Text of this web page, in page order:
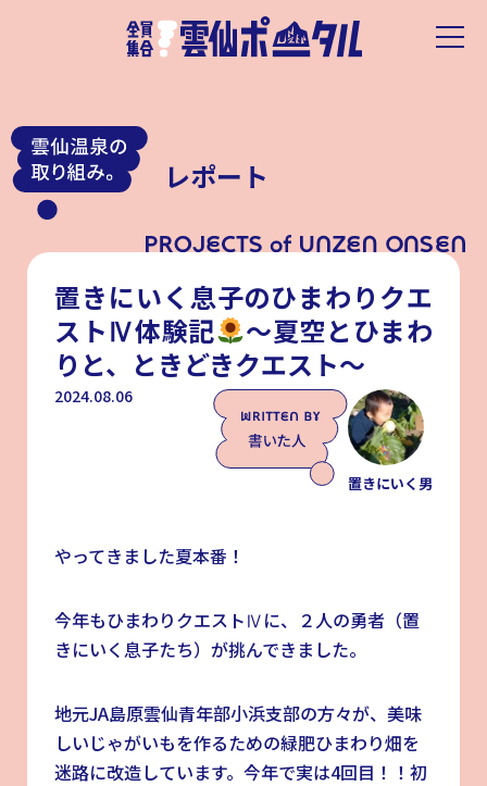
レポート
2024.08.06
置きにいく息子のひまわりクエ
ストⅣ体験記
～夏空とひまわ
りと、ときどきクエスト～
置きにいく男
やってきました夏本番！
今年もひまわりクエストⅣに、２人の勇者（置
きにいく息子たち）が挑んできました。
地元JA島原雲仙青年部小浜支部の方々が、美味
しいじゃがいもを作るための緑肥ひまわり畑を
迷路に改造しています。今年で実は4回目！！初